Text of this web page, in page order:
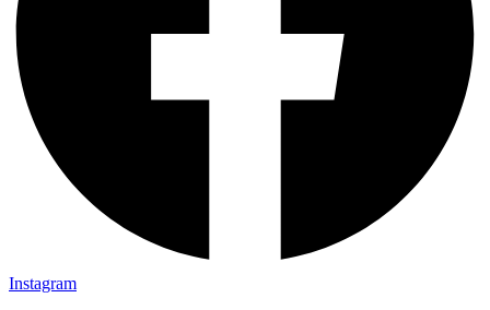
Instagram